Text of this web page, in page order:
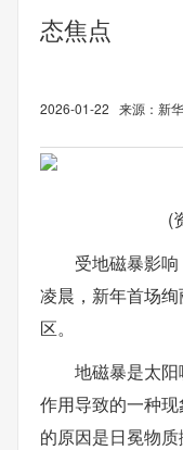
态焦点
2026-01-22 来源：新
(
受地磁暴影
凌晨，新年首场绚
区。
地磁暴是太
作用导致的一种
的原因是日冕物